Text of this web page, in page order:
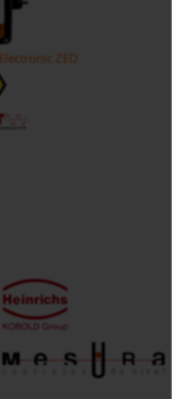
ZED